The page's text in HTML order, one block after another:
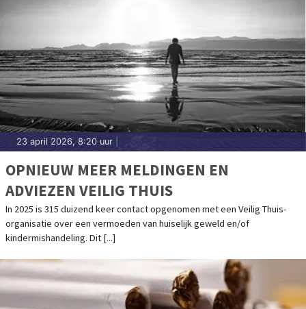
23 april 2026, 8:20 uur
OPNIEUW MEER MELDINGEN EN
ADVIEZEN VEILIG THUIS
In 2025 is 315 duizend keer contact opgenomen met een Veilig Thuis-
organisatie over een vermoeden van huiselijk geweld en/of
kindermishandeling. Dit [...]